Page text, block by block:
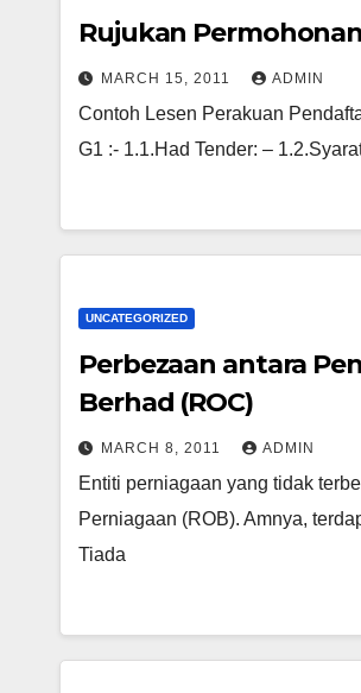
Rujukan
MARCH 15, 2011 ADMIN
Contoh Lesen Perakuan
G1 :- 1.1.Had Tender: –
UNCATEGORIZED
Perbezaan antara
Berhad (ROC)
MARCH 8, 2011 ADMIN
Entiti perniagaan yang tidak
Perniagaan (ROB). Amnya,
Tiada